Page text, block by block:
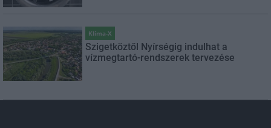
Klíma-X
Szigetköztől Nyírségig indulhat a
vízmegtartó-rendszerek tervezése